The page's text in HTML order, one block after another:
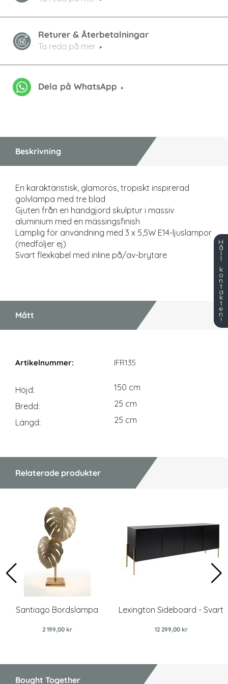
Returer & Återbetalningar
Ta reda på mer
Dela på WhatsApp
Beskrivning
En karaktäristisk, glamorös, tropiskt inspirerad
golvlampa med tre blad
Gjuten från en handgjord skulptur i massiv
aluminium med en mässingsfinish
Lämplig för användning med 3 x 5,5W E14-ljuslampor
(medföljer ej)
Svart flexkabel med inline på/av-brytare
Mått
IFR135
Höjd
150 cm
Bredd
25 cm
Längd
25 cm
Relaterade produkter
Santiago Bordslampa
2 199,00 kr
Lexington Sideboard - Svart
12 299,00 kr
Bought Together
H
å
l
l
k
o
n
t
a
k
t
e
n
!